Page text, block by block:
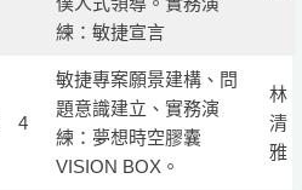
練：敏捷宣言
4
敏捷專案願景建構、問
題意識建立、實務演
練：夢想時空膠囊
VISION BOX。
林
清
雅